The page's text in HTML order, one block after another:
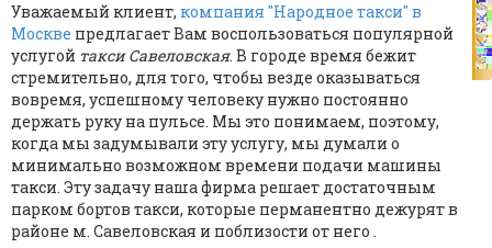
Уважаемый клиент, компания "Народное такси" в
Москве предлагает Вам воспользоваться популярной
услугой такси Савеловская. В городе время бежит
стремительно, для того, чтобы везде оказываться
вовремя, успешному человеку нужно постоянно
держать руку на пульсе. Мы это понимаем, поэтому,
когда мы задумывали эту услугу, мы думали о
минимально возможном времени подачи машины
такси. Эту задачу наша фирма решает достаточным
парком бортов такси, которые перманентно дежурят в
районе м. Савеловская и поблизости от него .